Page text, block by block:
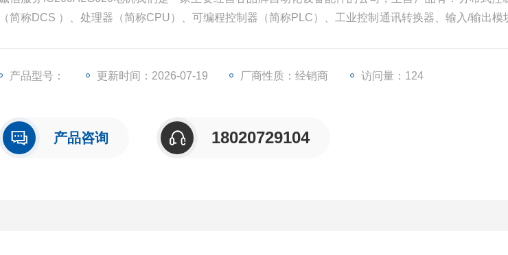
（简称DCS ）、处理器（简称CPU）、可编程控制器（简称PLC）、工业控制通讯转换器、输入/输出模
产品型号： 更新时间：2026-07-19 厂商性质：经销商 访问量：124
产品咨询 18020729104